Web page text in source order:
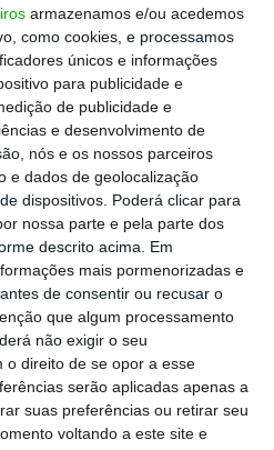
armazenamos e/ou acedemos
como cookies, e processamos
únicos e informações
para publicidade e
de publicidade e
e desenvolvimento de
nós e os nossos parceiros
e dados de geolocalização
dispositivos. Poderá clicar para
nossa parte e pela parte dos
descrito acima. Em
mais pormenorizadas e
de consentir ou recusar o
que algum processamento
não exigir o seu
o direito de se opor a esse
serão aplicadas apenas a
suas preferências ou retirar seu
voltando a este site e
A defesa será
capazes de
diferentes domínios e
Quantum Systems,
nova geração de
tem o potencial de
o conhecemos
coCEO e
Systems, na nota de
que mais do que